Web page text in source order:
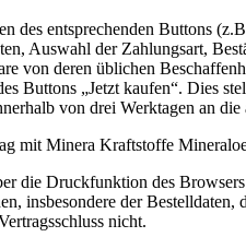
des entsprechenden Buttons
Auswahl der Zahlungsart,
von deren üblichen
Buttons „Jetzt kaufen“. Dies
von drei Werktagen an
mit Minera Kraftstoffe
die Druckfunktion des
insbesondere der
nicht.